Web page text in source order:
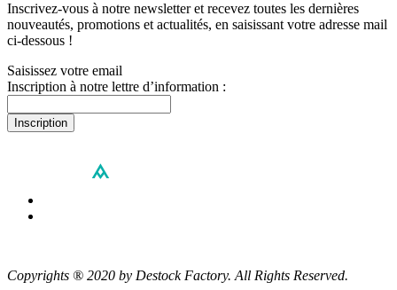
Inscrivez-vous à notre newsletter et recevez toutes les dernières
nouveautés, promotions et actualités, en saisissant votre adresse mail
ci-dessous !
Saisissez votre email
Inscription à notre lettre d’information :
Inscription
Copyrights ® 2020 by Destock Factory. All Rights Reserved.